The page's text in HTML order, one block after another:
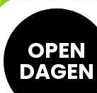
OPEN
DAGEN